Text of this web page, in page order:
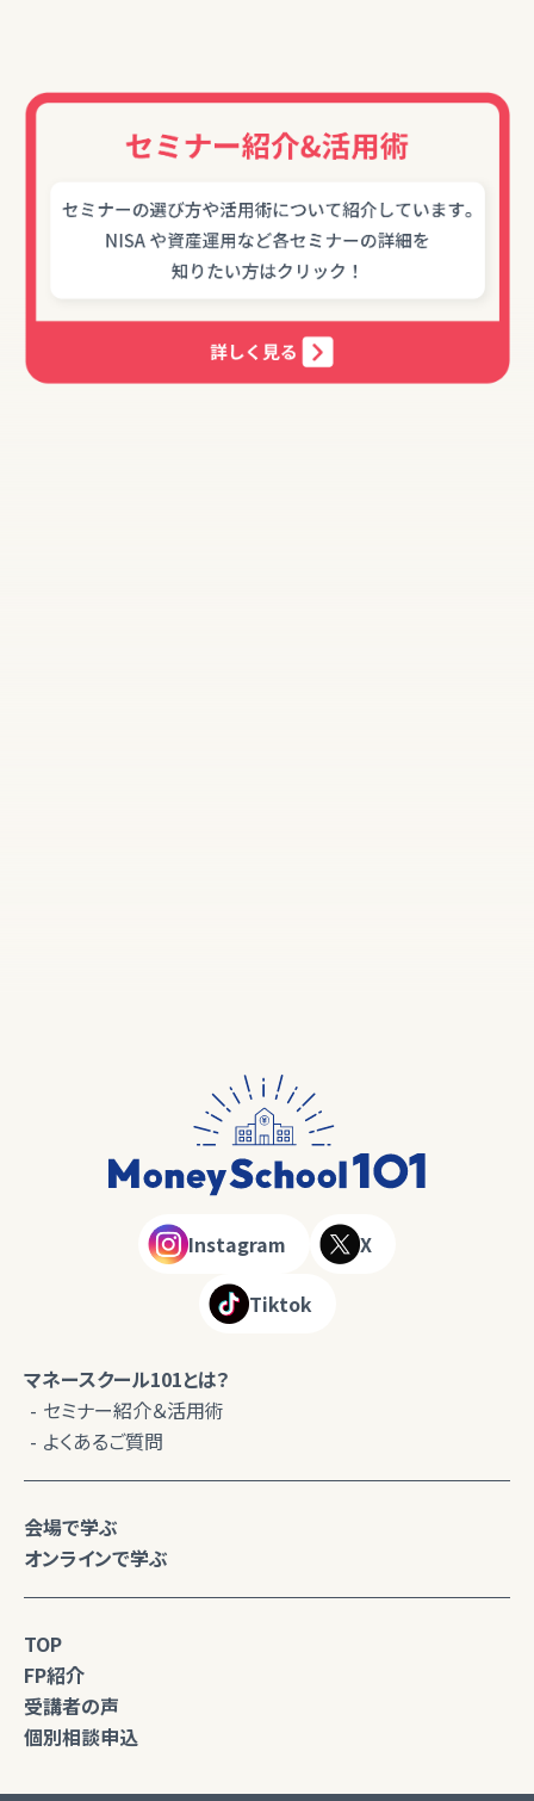
Instagram X
Tiktok
マネースクール101とは？
セミナー紹介＆活用術
よくあるご質問
会場で学ぶ
オンラインで学ぶ
TOP
FP紹介
受講者の声
個別相談申込